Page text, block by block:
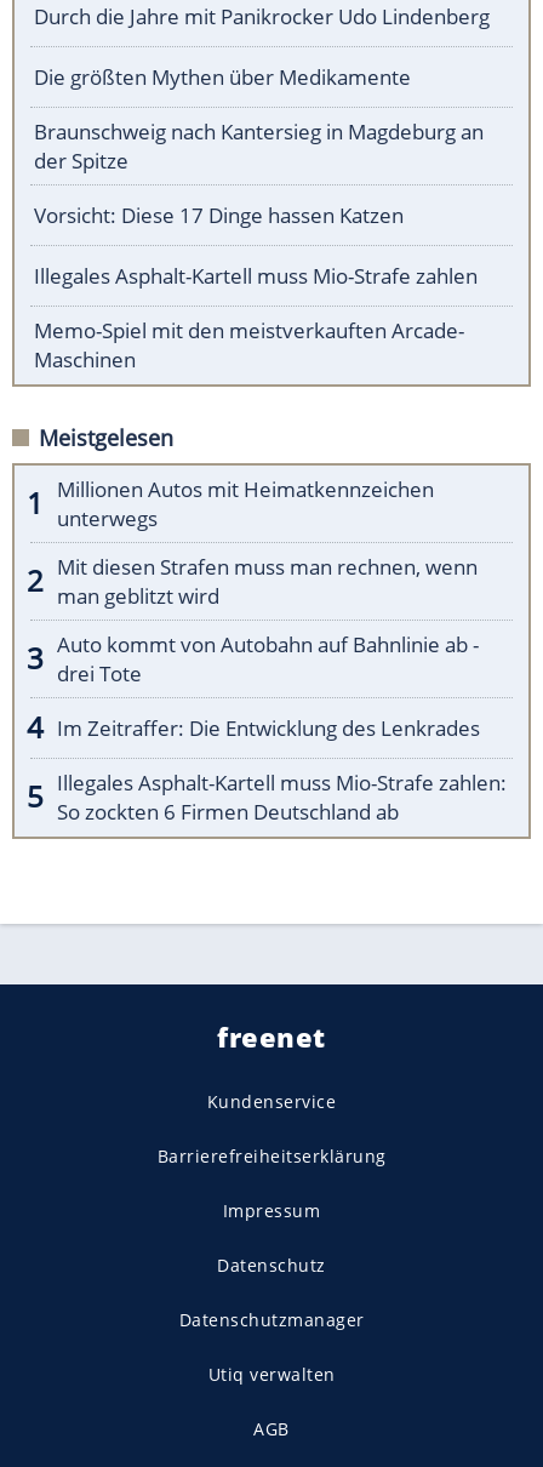
Durch die Jahre mit Panikrocker Udo Lindenberg
Die größten Mythen über Medikamente
Braunschweig nach Kantersieg in Magdeburg an
der Spitze
Vorsicht: Diese 17 Dinge hassen Katzen
Illegales Asphalt-Kartell muss Mio-Strafe zahlen
Memo-Spiel mit den meistverkauften Arcade-
Maschinen
Meistgelesen
Millionen Autos mit Heimatkennzeichen
unterwegs
Mit diesen Strafen muss man rechnen, wenn
man geblitzt wird
Auto kommt von Autobahn auf Bahnlinie ab -
drei Tote
Im Zeitraffer: Die Entwicklung des Lenkrades
Illegales Asphalt-Kartell muss Mio-Strafe zahlen:
So zockten 6 Firmen Deutschland ab
freenet
Kundenservice
Barrierefreiheitserklärung
Impressum
Datenschutz
Datenschutzmanager
Utiq verwalten
AGB